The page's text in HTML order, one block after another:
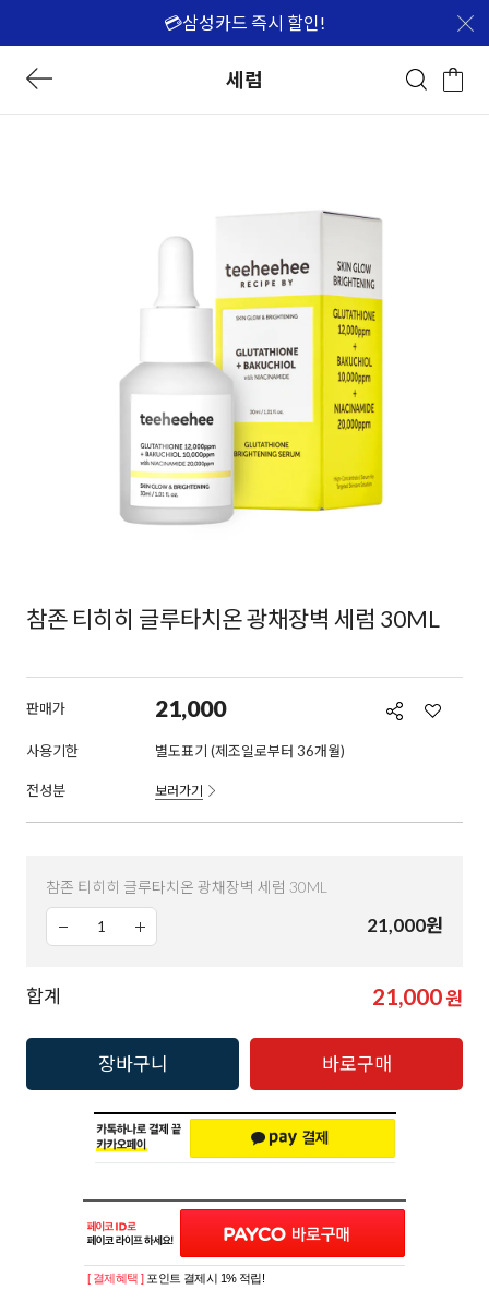
💳삼성카드 즉시 할인!
세럼
참존 티히히 글루타치온 광채장벽 세럼 30ML
판매가 21,000
사용기한 별도표기 (제조일로부터 36개월)
전성분 보러가기
참존 티히히 글루타치온 광채장벽 세럼 30ML
21,000원
합계 21,000원
장바구니 바로구매
[ 결제혜택 ] 포인트 결제시 1% 적립!